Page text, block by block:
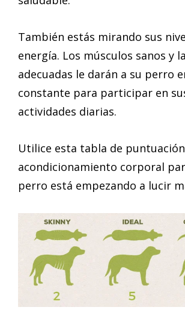
También estás mirando sus
energía. Los músculos sanos y
adecuadas le darán a su perro
constante para participar en
actividades diarias.
Utilice esta tabla de
acondicionamiento corporal
perro está empezando a lucir